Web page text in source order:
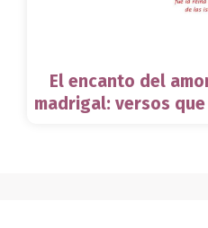
El encanto del
madrigal: versos